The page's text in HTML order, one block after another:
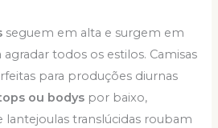
seguem em alta e surgem em
todos os estilos. Camisas
para produções diurnas
ou bodys por baixo,
lantejoulas translúcidas roubam